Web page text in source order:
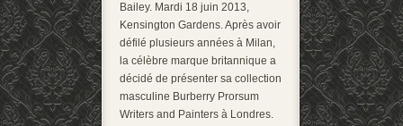
Bailey. Mardi 18 juin 2013,
Kensington Gardens. Après avoir
défilé plusieurs années à Milan,
la célèbre marque britannique a
décidé de présenter sa collection
masculine Burberry Prorsum
Writers and Painters à Londres.